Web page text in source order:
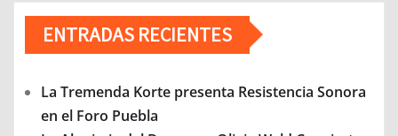
ENTRADAS RECIENTES
La Tremenda Korte presenta Resistencia Sonora
en el Foro Puebla